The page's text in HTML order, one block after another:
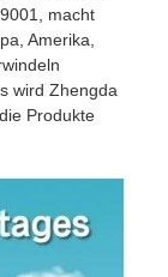
macht
Amerika,
wird Zhengda
Produkte